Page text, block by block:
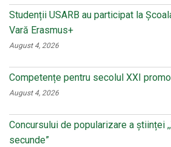
Studenții USARB au participat la
Vară Erasmus+
August 4, 2026
Competențe pentru secolul XXI
August 4, 2026
Concursului de popularizare a științei
secunde”